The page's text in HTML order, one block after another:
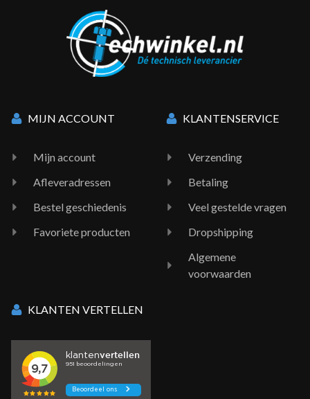
MIJN ACCOUNT
Mijn account
Afleveradressen
Bestel geschiedenis
Favoriete producten
KLANTENSERVICE
Verzending
Betaling
Veel gestelde vragen
Dropshipping
Algemene
voorwaarden
KLANTEN VERTELLEN